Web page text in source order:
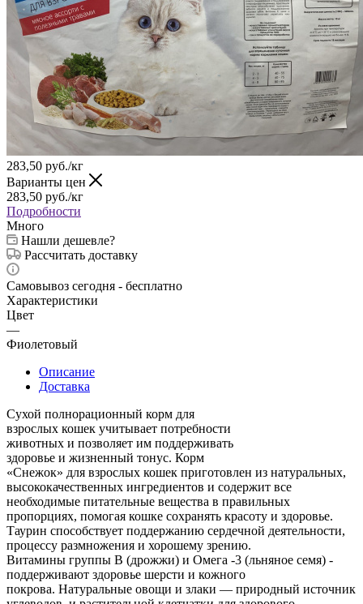
283,50 руб./кг
Варианты цен
283,50 руб./кг
Подробности
Много
Нашли дешевле?
Рассчитать доставку
Самовывоз сегодня - бесплатно
Характеристики
Цвет
—
Фиолетовый
Описание
Доставка
Сухой полнорационный корм для
взрослых кошек учитывает потребности
животных и позволяет им поддерживать
здоровье и жизненный тонус. Корм
«Снежок» для взрослых кошек приготовлен из натуральных,
высококачественных ингредиентов и содержит все
необходимые питательные вещества в правильных
пропорциях, помогая кошке сохранять красоту и здоровье.
Таурин способствует поддержанию сердечной деятельности,
процессу размножения и хорошему зрению.
Витамины группы В (дрожжи) и Омега -3 (льняное семя) -
поддерживают здоровье шерсти и кожного
покрова. Натуральные овощи и злаки — природный источник